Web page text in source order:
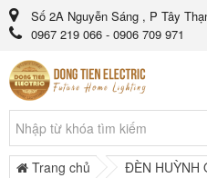
Số 2A Nguyễn Sáng , P Tây
0967 219 066 - 0906 709 971
Trang chủ ĐÈN HUỲNH